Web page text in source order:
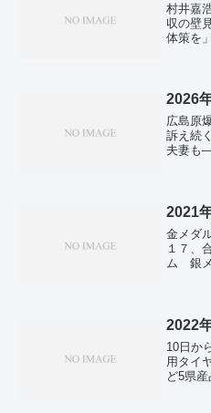
障害の
機、２
での不
構築へ
界成長
ＡＩ投
税の脅
ド巡り
１００
害」。
村井嘉
収の壁
体策を
月半ぶ
査」。
組織ト
国の「
2026
広島原
訴え続
夫妻も
は猛暑
観続
構。北
ミサイ
最高値
2021
金メダ
１７、
ム 銀
を更新
ムード
調査。
素潜り
新たに
2022
10日か
用タイ
ど5県